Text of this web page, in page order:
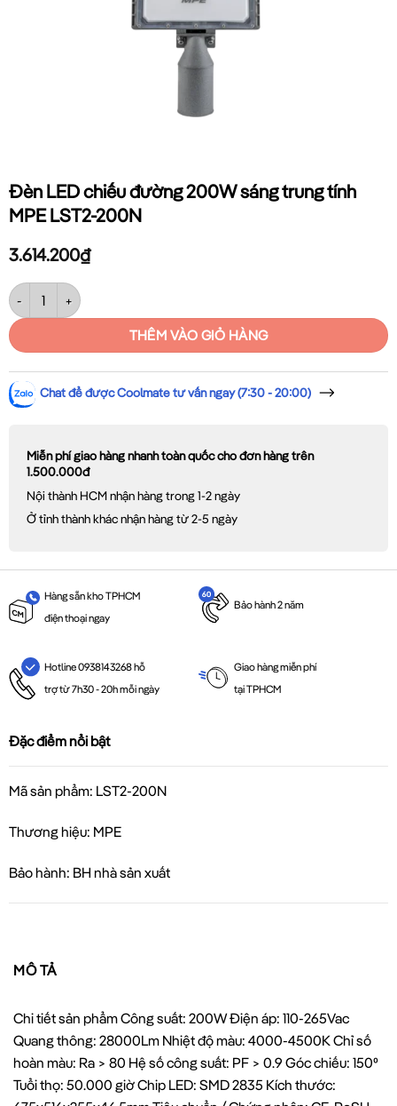
Đèn LED chiếu đường 200W sáng trung tính
MPE LST2-200N
3.614.200₫
Đèn LED chiếu đường 200W sáng trung tính MPE LST2-200N số
THÊM VÀO GIỎ HÀNG
Chat để được Coolmate tư vấn ngay (7:30 - 20:00)
Miễn phí giao hàng nhanh toàn quốc cho đơn hàng trên
1.500.000đ
Nội thành HCM nhận hàng trong 1-2 ngày
Ở tỉnh thành khác nhận hàng từ 2-5 ngày
Hàng sẵn kho TPHCM
điện thoại ngay
Bảo hành 2 năm
Hotline 0938143268 hỗ
trợ từ 7h30 - 20h mỗi ngày
Giao hàng miễn phí
tại TPHCM
Đặc điểm nổi bật
Mã sản phẩm: LST2-200N
Thương hiệu: MPE
Bảo hành: BH nhà sản xuất
MÔ TẢ
Chi tiết sản phẩm Công suất: 200W Điện áp: 110-265Vac
Quang thông: 28000Lm Nhiệt độ màu: 4000-4500K Chỉ số
hoàn màu: Ra > 80 Hệ số công suất: PF > 0.9 Góc chiếu: 150⁰
Tuổi thọ: 50.000 giờ Chip LED: SMD 2835 Kích thước: